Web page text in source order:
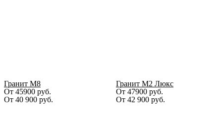
Гранит М8
От 45900 руб.
От 40 900 руб.
Гранит М2 Люкс
От 47900 руб.
От 42 900 руб.